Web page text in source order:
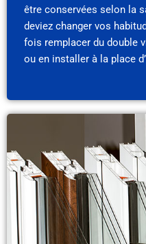
être conservées selon la
deviez changer vos
fois remplacer du double
ou en installer à la place